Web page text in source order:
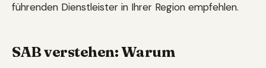
führenden Dienstleister in Ihrer Region empfehlen.
SAB verstehen: Warum